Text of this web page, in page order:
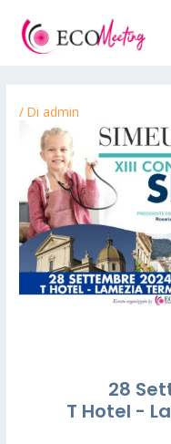
/ Di admin
28
T Hotel -